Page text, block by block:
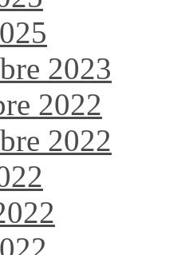
2023
2022
2022